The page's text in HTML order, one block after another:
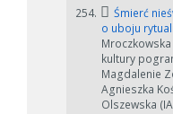
254.
Śmierć
o uboju
Mroczkowska
kultury
Magdalenie
Agnieszka
Olszewska